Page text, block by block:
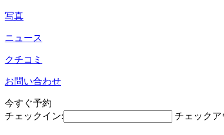
写真
ニュース
クチコミ
お問い合わせ
今すぐ予約
チェックイン:
チェックア